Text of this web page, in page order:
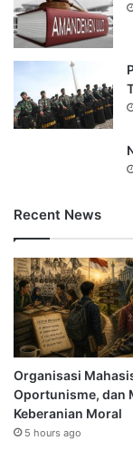
Recent News
Organisasi
Oportunisme, dan
Keberanian Moral
5 hours ago